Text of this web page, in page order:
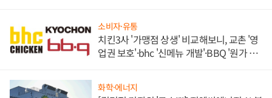
소비자·유통
치킨3사 '가맹점 상생' 비교해보니, 교촌 '영
업권 보호'·bhc '신메뉴 개발'·BBQ '원가 부
화학·에너지